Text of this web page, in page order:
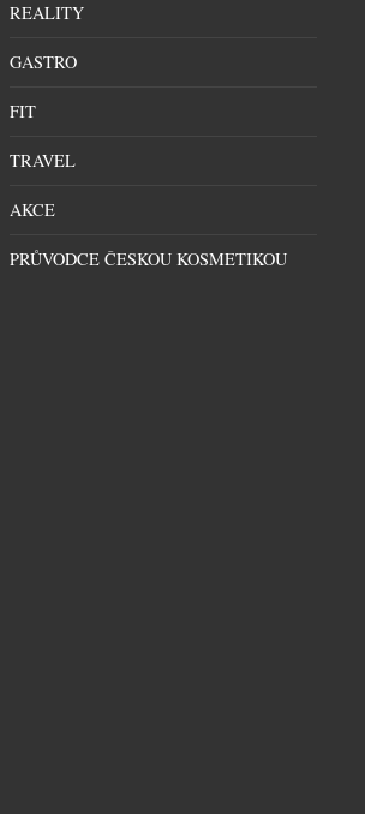
REALITY
GASTRO
FIT
TRAVEL
AKCE
PRŮVODCE ČESKOU KOSMETIKOU